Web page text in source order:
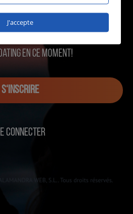
en ce moment!
S‘INSCRIRE
CONNECTER
J'accepte